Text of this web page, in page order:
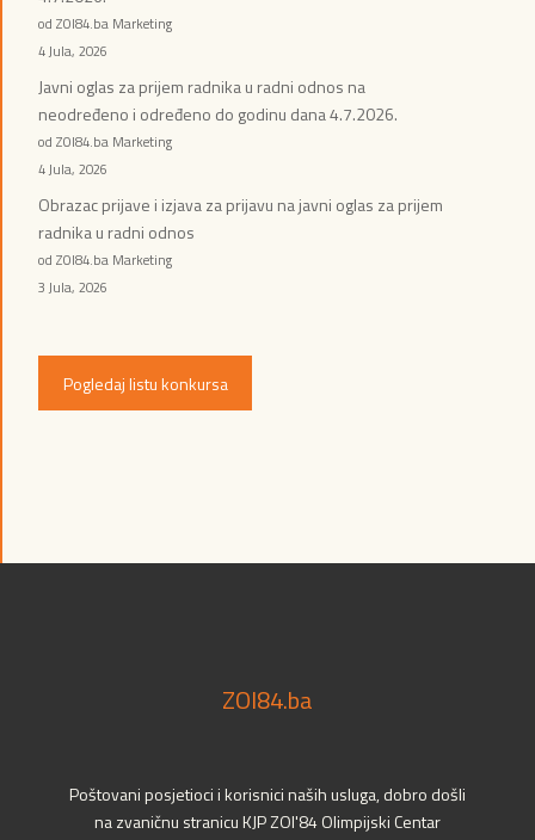
od ZOI84.ba Marketing
4 Jula, 2026
Javni oglas za prijem radnika u radni odnos na
neodređeno i određeno do godinu dana 4.7.2026.
od ZOI84.ba Marketing
4 Jula, 2026
Obrazac prijave i izjava za prijavu na javni oglas za prijem
radnika u radni odnos
od ZOI84.ba Marketing
3 Jula, 2026
Pogledaj listu konkursa
ZOI84.ba
Poštovani posjetioci i korisnici naših usluga, dobro došli
na zvaničnu stranicu KJP ZOI'84 Olimpijski Centar